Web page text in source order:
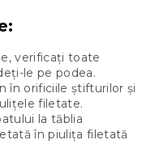
verificați toate
le pe podea.
în orificiile știfturilor și
filetate.
la tăblia
în piulița filetată